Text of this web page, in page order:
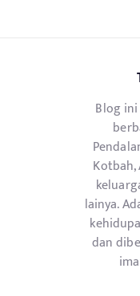
Blog
Kotbah,
lainya.
dan